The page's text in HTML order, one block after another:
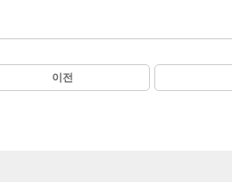
이전